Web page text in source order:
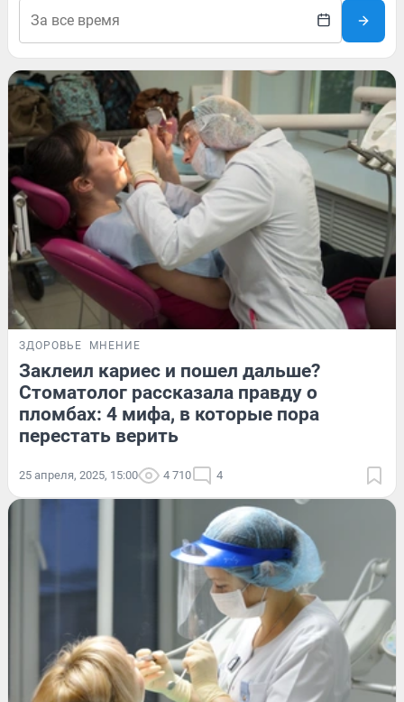
ЗДОРОВЬЕ МНЕНИЕ
Заклеил кариес и пошел дальше?
Стоматолог рассказала правду о
пломбах: 4 мифа, в которые пора
перестать верить
25 апреля, 2025, 15:00 4 710 4